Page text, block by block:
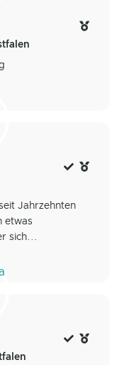
Jahrzehnten
etwas
sich...